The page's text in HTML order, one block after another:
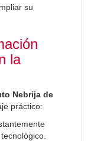
su
la
Nebrija de
práctico: